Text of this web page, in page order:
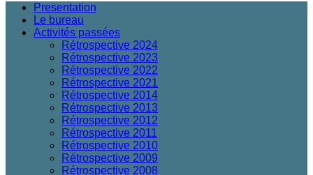
Presentation
Le bureau
Activités passées
Rétrospective 2024
Rétrospective 2023
Rétrospective 2022
Rétrospective 2021
Rétrospective 2014
Rétrospective 2013
Rétrospective 2012
Rétrospective 2011
Rétrospective 2010
Rétrospective 2009
Rétrospective 2008